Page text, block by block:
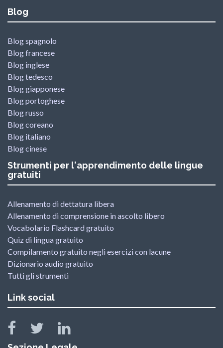
Blog
Blog spagnolo
Blog francese
Blog inglese
Blog tedesco
Blog giapponese
Blog portoghese
Blog russo
Blog coreano
Blog italiano
Blog cinese
Strumenti per l'apprendimento delle lingue
gratuiti
Allenamento di dettatura libera
Allenamento di comprensione in ascolto libero
Vocabolario Flashcard gratuito
Quiz di lingua gratuito
Compilamento gratuito negli esercizi con lacune
Dizionario audio gratuito
Tutti gli strumenti
Link social